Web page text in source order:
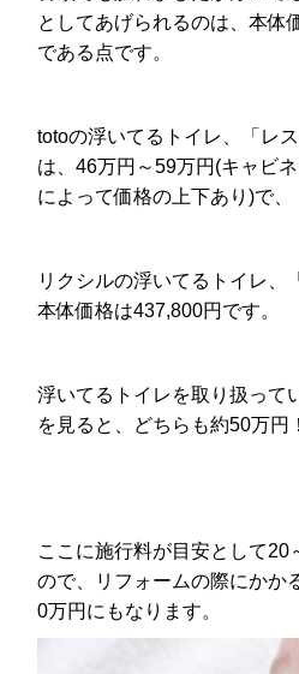
としてあげられるのは、本体
である点です。
totoの浮いてるトイレ、「レ
は、46万円～59万円(キャビ
によって価格の上下あり)で、
リクシルの浮いてるトイレ、
本体価格は437,800円です。
浮いてるトイレを取り扱って
を見ると、どちらも約50万円
ここに施行料が目安として20
ので、リフォームの際にかか
0万円にもなります。